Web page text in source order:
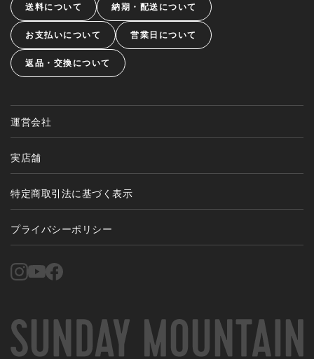
送料について 納期・配送について
お支払いについて 営業日について
返品・交換について
運営会社
実店舗
特定商取引法に基づく表示
プライバシーポリシー